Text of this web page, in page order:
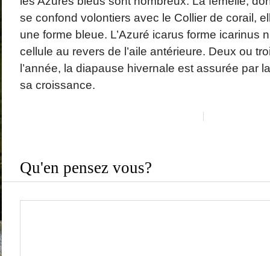
se confond volontiers avec le Collier de corail,
une forme bleue. L’Azuré icarus forme icarinus
cellule au revers de l’aile antérieure. Deux ou
l’année, la diapause hivernale est assurée par
sa croissance.
Qu'en pensez vous?